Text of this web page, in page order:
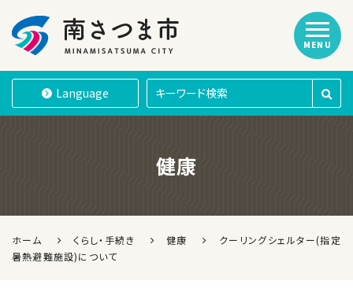
南さつま市
Language
MENU
健康
ホーム くらし・手続き 健康
クーリングシェルター(指定
暑熱避難施設)について